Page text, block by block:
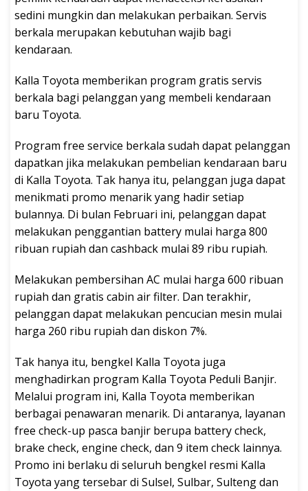
sedini mungkin dan melakukan perbaikan. Servis
berkala merupakan kebutuhan wajib bagi
kendaraan.
Kalla Toyota memberikan program gratis servis
berkala bagi pelanggan yang membeli kendaraan
baru Toyota.
Program free service berkala sudah dapat pelanggan
dapatkan jika melakukan pembelian kendaraan baru
di Kalla Toyota. Tak hanya itu, pelanggan juga dapat
menikmati promo menarik yang hadir setiap
bulannya. Di bulan Februari ini, pelanggan dapat
melakukan penggantian battery mulai harga 800
ribuan rupiah dan cashback mulai 89 ribu rupiah.
Melakukan pembersihan AC mulai harga 600 ribuan
rupiah dan gratis cabin air filter. Dan terakhir,
pelanggan dapat melakukan pencucian mesin mulai
harga 260 ribu rupiah dan diskon 7%.
Tak hanya itu, bengkel Kalla Toyota juga
menghadirkan program Kalla Toyota Peduli Banjir.
Melalui program ini, Kalla Toyota memberikan
berbagai penawaran menarik. Di antaranya, layanan
free check-up pasca banjir berupa battery check,
brake check, engine check, dan 9 item check lainnya.
Promo ini berlaku di seluruh bengkel resmi Kalla
Toyota yang tersebar di Sulsel, Sulbar, Sulteng dan